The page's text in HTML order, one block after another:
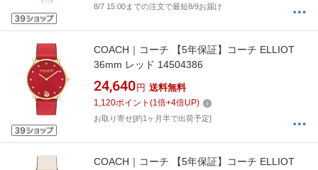
8/7 15:00までの注文で最短8/9お届け
COACH｜コーチ 【5年保証】コーチ ELLIOT
36mm レッド 14504386
24,640 円 送料無料
1,120ポイント (1倍+4倍UP)
お取り寄せ[約1ヶ月半で出荷予定]
COACH｜コーチ 【5年保証】コーチ ELLIOT